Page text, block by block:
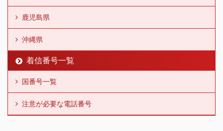
鹿児島県
沖縄県
着信番号一覧
国番号一覧
注意が必要な電話番号